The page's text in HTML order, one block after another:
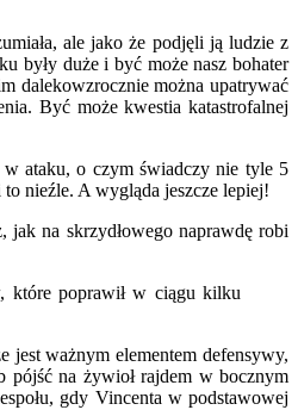
ale jako że podjęli ją ludzie z
były duże i być może nasz bohater
dalekowzrocznie można upatrywać
Być może kwestia katastrofalnej
w ataku, o czym świadczy nie tyle 5
nieźle. A wygląda jeszcze lepiej!
na skrzydłowego naprawdę robi
które poprawił w ciągu kilku
jest ważnym elementem defensywy,
pójść na żywioł rajdem w bocznym
gdy Vincenta w podstawowej